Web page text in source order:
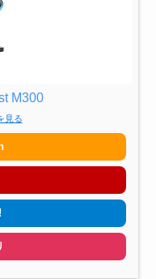
M300
見る